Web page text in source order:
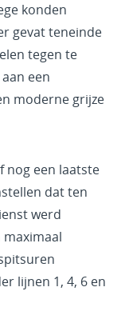
konden
gevat teneinde
tegen te
een
moderne grijze
nog een laatste
dat ten
werd
lijnen 1, 4, 6 en